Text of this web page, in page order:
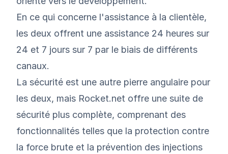
En ce qui concerne l'assistance à la clientèle,
les deux offrent une assistance 24 heures sur
24 et 7 jours sur 7 par le biais de différents
canaux.
La sécurité est une autre pierre angulaire pour
les deux, mais Rocket.net offre une suite de
sécurité plus complète, comprenant des
fonctionnalités telles que la protection contre
la force brute et la prévention des injections